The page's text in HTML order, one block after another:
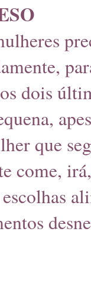
dois
que
come,
escolhas